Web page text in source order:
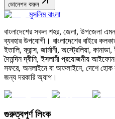
ডোনেশন করুন
মুসলিম বাংলা
বাংলাদেশের সকল শহর, জেলা, উপজেলা
ব্যবহার উপযোগী। বাংলাদেশের বাইরে
ইতালি, ফ্রান্স, জার্মানী, অস্ট্রেলিয়া,
দৈনন্দিন দ্বীনি, ইসলামী প্রয়োজনীয়
সফরে, অনলাইনে বা অফলাইনে, দেশে হোক
জন্য দরকারি অ্যাপ।
গুরুত্বপূর্ণ লিংক